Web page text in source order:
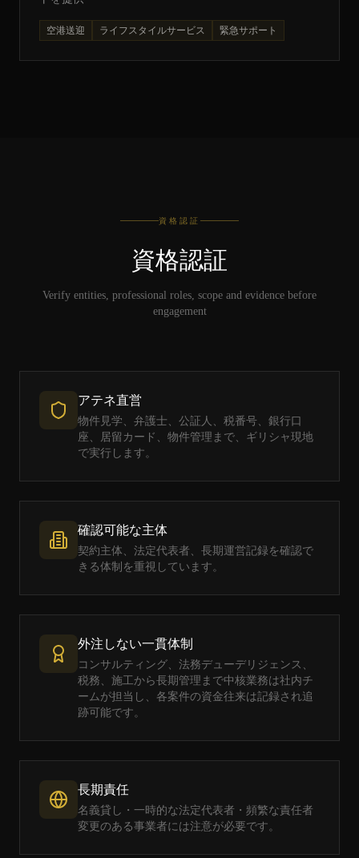
空港送迎 ライフスタイルサービス 緊急サポート
資格認証
資格認証
Verify entities, professional roles, scope and evidence before
engagement
アテネ直営
物件見学、弁護士、公証人、税番号、銀行口
座、居留カード、物件管理まで、ギリシャ現地
で実行します。
確認可能な主体
契約主体、法定代表者、長期運営記録を確認で
きる体制を重視しています。
外注しない一貫体制
コンサルティング、法務デューデリジェンス、
税務、施工から長期管理まで中核業務は社内チ
ームが担当し、各案件の資金往来は記録され追
跡可能です。
長期責任
名義貸し・一時的な法定代表者・頻繁な責任者
変更のある事業者には注意が必要です。